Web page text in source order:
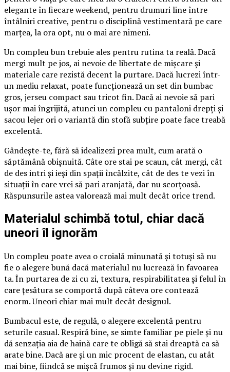
elegante în fiecare weekend, pentru drumuri line între
întâlniri creative, pentru o disciplină vestimentară pe care
marțea, la ora opt, nu o mai are nimeni.
Un compleu bun trebuie ales pentru rutina ta reală. Dacă
mergi mult pe jos, ai nevoie de libertate de mișcare și
materiale care rezistă decent la purtare. Dacă lucrezi într-
un mediu relaxat, poate funcționează un set din bumbac
gros, jerseu compact sau tricot fin. Dacă ai nevoie să pari
ușor mai îngrijită, atunci un compleu cu pantaloni drepți și
sacou lejer ori o variantă din stofă subțire poate face treabă
excelentă.
Gândește-te, fără să idealizezi prea mult, cum arată o
săptămână obișnuită. Câte ore stai pe scaun, cât mergi, cât
de des intri și ieși din spații încălzite, cât de des te vezi în
situații în care vrei să pari aranjată, dar nu scorțoasă.
Răspunsurile astea valorează mai mult decât orice trend.
Materialul schimbă totul, chiar dacă
uneori îl ignorăm
Un compleu poate avea o croială minunată și totuși să nu
fie o alegere bună dacă materialul nu lucrează în favoarea
ta. În purtarea de zi cu zi, textura, respirabilitatea și felul în
care țesătura se comportă după câteva ore contează
enorm. Uneori chiar mai mult decât designul.
Bumbacul este, de regulă, o alegere excelentă pentru
seturile casual. Respiră bine, se simte familiar pe piele și nu
dă senzația aia de haină care te obligă să stai dreaptă ca să
arate bine. Dacă are și un mic procent de elastan, cu atât
mai bine, fiindcă se mișcă frumos și nu devine rigid.